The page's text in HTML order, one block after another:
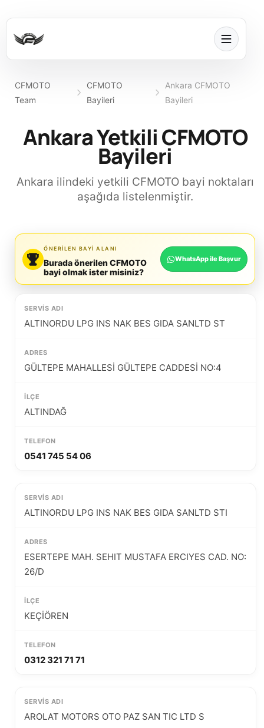
CFMOTO
Team
CFMOTO
Bayileri
Ankara CFMOTO
Bayileri
Ankara Yetkili CFMOTO
Bayileri
Ankara ilindeki yetkili CFMOTO bayi noktaları
aşağıda listelenmiştir.
ÖNERILEN BAYI ALANI
Burada önerilen CFMOTO
bayi olmak ister misiniz?
WhatsApp ile Başvur
ALTINORDU LPG INS NAK BES GIDA SANLTD ST
GÜLTEPE MAHALLESİ GÜLTEPE CADDESİ NO:4
ALTINDAĞ
0541 745 54 06
ALTINORDU LPG INS NAK BES GIDA SANLTD STI
ESERTEPE MAH. SEHIT MUSTAFA ERCIYES CAD. NO:
26/D
KEÇİÖREN
0312 321 71 71
AROLAT MOTORS OTO PAZ SAN TIC LTD S